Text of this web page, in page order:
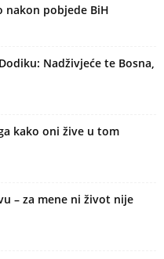
nakon pobjede BiH
Nadživjeće te Bosna,
kako oni žive u tom
– za mene ni život nije